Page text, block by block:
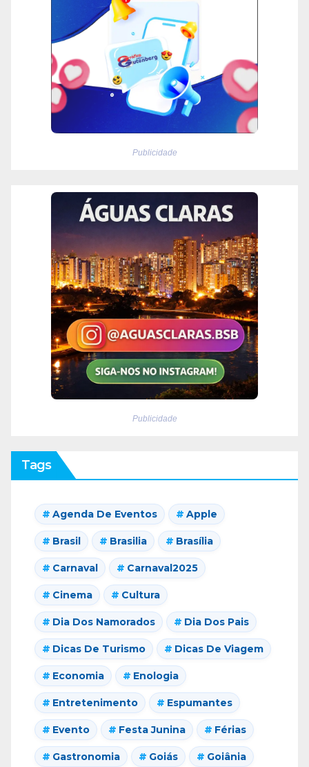
Publicidade
Publicidade
Tags
Agenda De Eventos Apple
Brasil Brasilia Brasília
Carnaval Carnaval2025
Cinema Cultura
Dia Dos Namorados Dia Dos Pais
Dicas De Turismo Dicas De Viagem
Economia Enologia
Entretenimento Espumantes
Evento Festa Junina Férias
Gastronomia Goiás Goiânia